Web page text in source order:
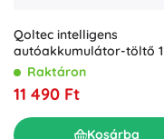
Qoltec intelligens
autóakkumulátor-töltő
A, javító funkcióval
Raktáron
11 490 Ft
Kosárba